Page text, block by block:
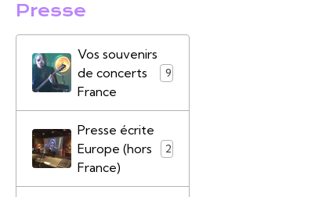
Presse
Vos souvenirs
de concerts
France
Presse écrite
Europe (hors
France)